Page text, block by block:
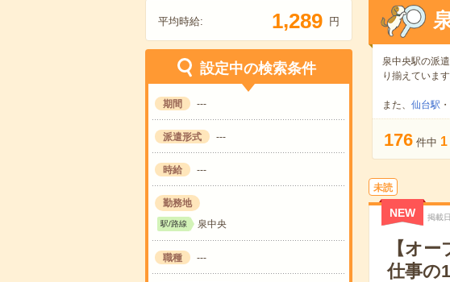
平均時給: 1,289 円
設定中の検索条件
期間 ---
派遣形式 ---
時給 ---
勤務地
駅/路線 泉中央
職種 ---
泉中央駅の派
り揃えています
また、 仙台駅 ・
176 件中 1
未読
NEW 掲載日
【オ
仕事の